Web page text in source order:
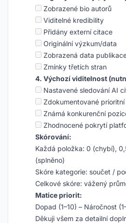
Zobrazené bio autorů
Viditelné kredibility
Přidány externí citace
Originální výzkum/data
Zobrazená data
Zmínky třetích stran
4. Výchozí viditelnost
Nastavené sledování AI
Zdokumentované
Známá konkurenční
Zhodnocené pokrytí
Skórování:
Každá položka: 0 (chybí),
(splněno)
Skóre kategorie: součet /
Celkové skóre: vážený
Matice priorit:
Dopad (1–10) – Náročnost
Děkuji všem za detailní